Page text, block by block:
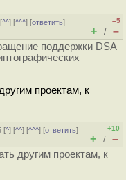
^^] [^^^] [ответить]
–5
+ / –
поддержки DSA
проектам, к
[^] [^^] [^^^] [ответить]
+10
+ / –
другим проектам, к